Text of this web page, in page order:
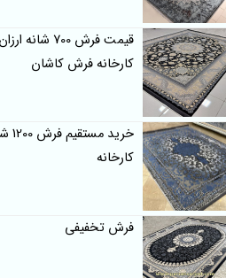
قیمت فرش 700 شانه ارزان |
کارخانه فرش کاشان
خرید مستقیم فرش 1200 شانه از
کارخانه
فرش تخفیفی